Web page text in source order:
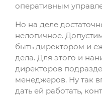
оперативным
Но на деле
нелогичное.
быть директором и
дела. Для этого и
директоров
менеджеров. Ну так
дать ей работать,